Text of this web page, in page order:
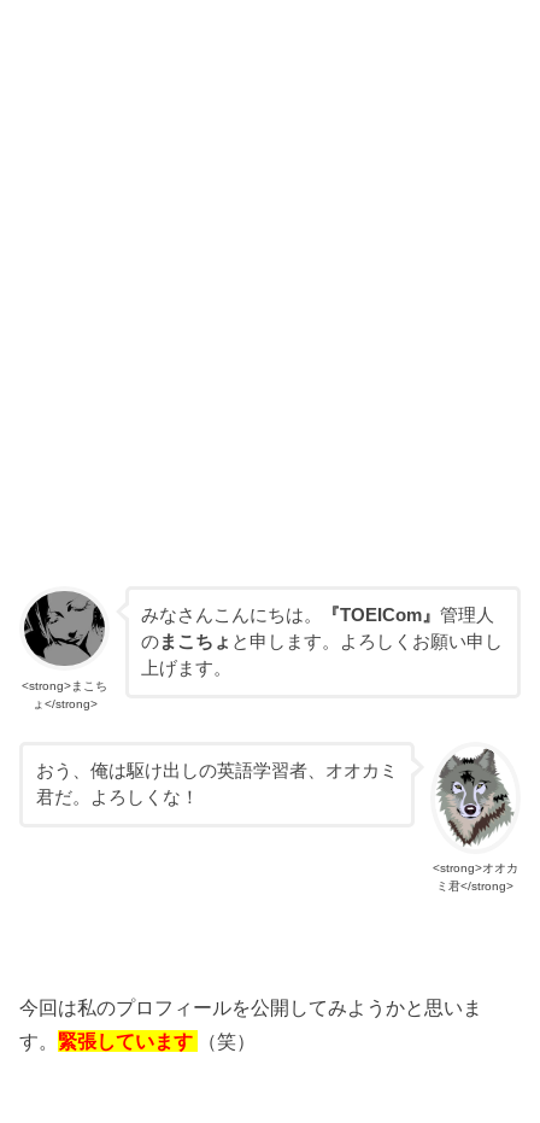
<strong>まこち
ょ</strong>
みなさんこんにちは。 『TOEICom』管理人
のまこちょ と申します。よろしくお願い申し
上げます。
<strong>オオカ
ミ君</strong>
おう、俺は駆け出しの英語学習者、オオカミ
君だ。よろしくな！
今回は私のプロフィールを公開してみようかと思いま
す。 緊張しています （笑）